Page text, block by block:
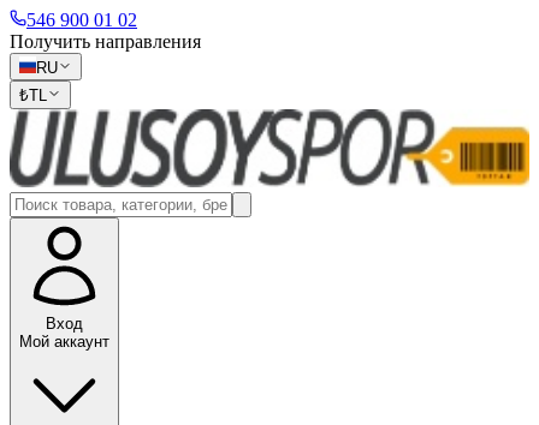
546 900 01 02
Получить направления
RU
₺TL
Вход
Мой аккаунт